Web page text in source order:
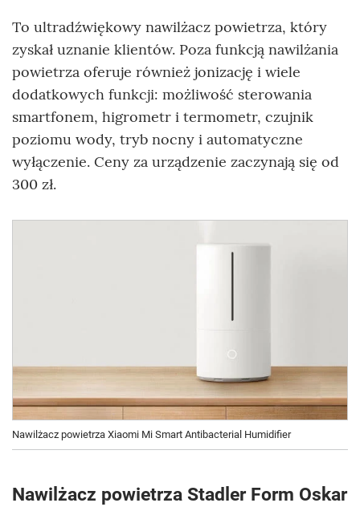
To ultradźwiękowy nawilżacz powietrza, który
zyskał uznanie klientów. Poza funkcją nawilżania
powietrza oferuje również jonizację i wiele
dodatkowych funkcji: możliwość sterowania
smartfonem, higrometr i termometr, czujnik
poziomu wody, tryb nocny i automatyczne
wyłączenie. Ceny za urządzenie zaczynają się od
300 zł.
Nawilżacz powietrza Xiaomi Mi Smart Antibacterial Humidifier
Nawilżacz powietrza Stadler Form Oskar